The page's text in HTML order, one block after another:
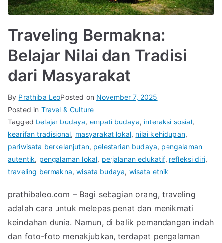
Traveling Bermakna:
Belajar Nilai dan Tradisi
dari Masyarakat
By Prathiba LeoPosted on November 7, 2025
Posted in Travel & Culture
Tagged belajar budaya, empati budaya, interaksi sosial,
kearifan tradisional, masyarakat lokal, nilai kehidupan,
pariwisata berkelanjutan, pelestarian budaya, pengalaman
autentik, pengalaman lokal, perjalanan edukatif, refleksi diri,
traveling bermakna,wisata budaya, wisata etnik
prathibaleo.com – Bagi sebagian orang, traveling
adalah cara untuk melepas penat dan menikmati
keindahan dunia. Namun, di balik pemandangan indah
dan foto-foto menakjubkan, terdapat pengalaman